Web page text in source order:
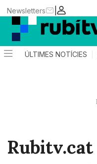
|
Newsletters
ÚLTIMES NOTÍCIES
Rubitv.cat